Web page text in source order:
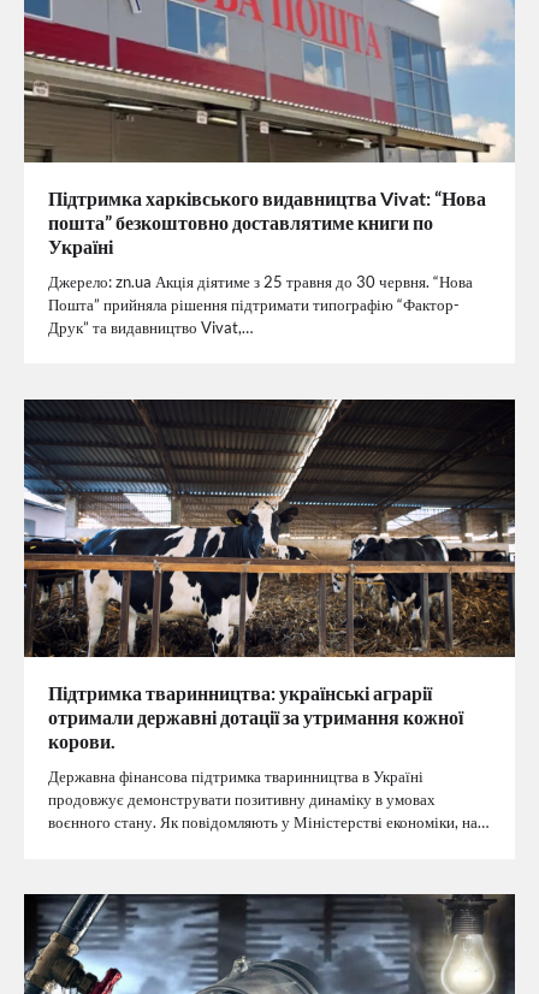
Підтримка харківського видавництва Vivat: “Нова
пошта” безкоштовно доставлятиме книги по
Україні
Джерело: zn.ua Акція діятиме з 25 травня до 30 червня. “Нова
Пошта” прийняла рішення підтримати типографію “Фактор-
Друк” та видавництво Vivat,…
Підтримка тваринництва: українські аграрії
отримали державні дотації за утримання кожної
корови.
Державна фінансова підтримка тваринництва в Україні
продовжує демонструвати позитивну динаміку в умовах
воєнного стану. Як повідомляють у Міністерстві економіки, на…